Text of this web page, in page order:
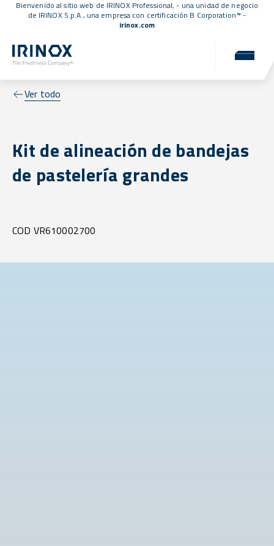
Bienvenido al sitio web de IRINOX Professional, - una unidad de negocio
de IRINOX S.p.A., una empresa con certificación B Corporation™ -
irinox.com
Ver todo
Kit de alineación de bandejas
de pastelería grandes
COD VR610002700